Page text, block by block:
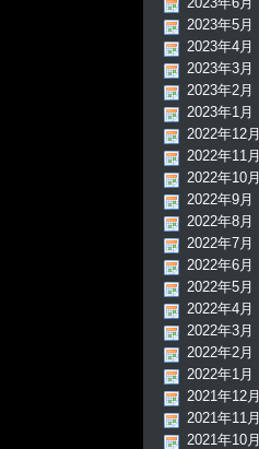
2023年5月
2023年4月
2023年3月
2023年2月
2023年1月
2022年12月
2022年11月
2022年10月
2022年9月
2022年8月
2022年7月
2022年6月
2022年5月
2022年4月
2022年3月
2022年2月
2022年1月
2021年12月
2021年11月
2021年10月